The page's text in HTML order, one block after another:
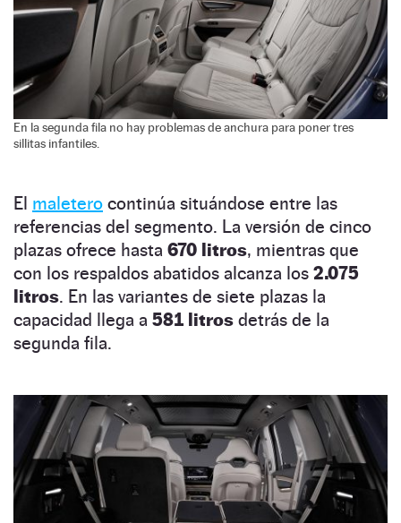
En la segunda fila no hay problemas de anchura para poner tres
sillitas infantiles.
El maletero continúa situándose entre las
referencias del segmento. La versión de cinco
plazas ofrece hasta 670 litros, mientras que
con los respaldos abatidos alcanza los 2.075
litros. En las variantes de siete plazas la
capacidad llega a 581 litros detrás de la
segunda fila.